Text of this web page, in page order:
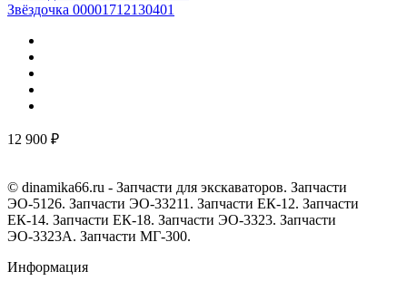
Звёздочка 00001712130401
12 900 ₽
© dinamika66.ru - Запчасти для экскаваторов. Запчасти
ЭО-5126. Запчасти ЭО-33211. Запчасти ЕК-12. Запчасти
ЕК-14. Запчасти ЕК-18. Запчасти ЭО-3323. Запчасти
ЭО-3323А. Запчасти МГ-300.
Информация